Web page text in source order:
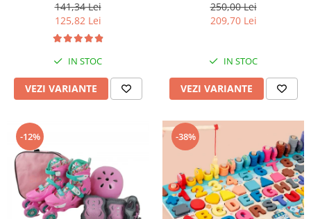
Albastru
141,34 Lei
125,82 Lei
IN STOC
VEZI VARIANTE
Reglabil - Roz
250,00 Lei
209,70 Lei
IN STOC
VEZI VARIANTE
-12% -38%